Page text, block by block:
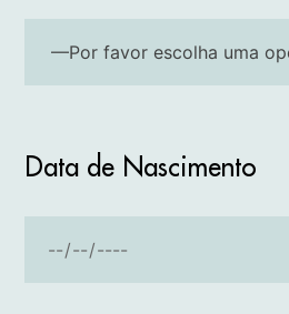
Data de Nascimento